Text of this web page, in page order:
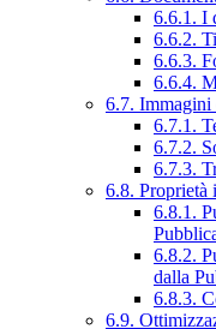
6.6.1. I
6.6.2.
6.6.3.
6.6.4.
6.7. Immagini
6.7.1.
6.7.2.
6.7.3.
6.8. Proprietà
6.8.1.
6.8.2.
dalla
6.8.3.
6.9.